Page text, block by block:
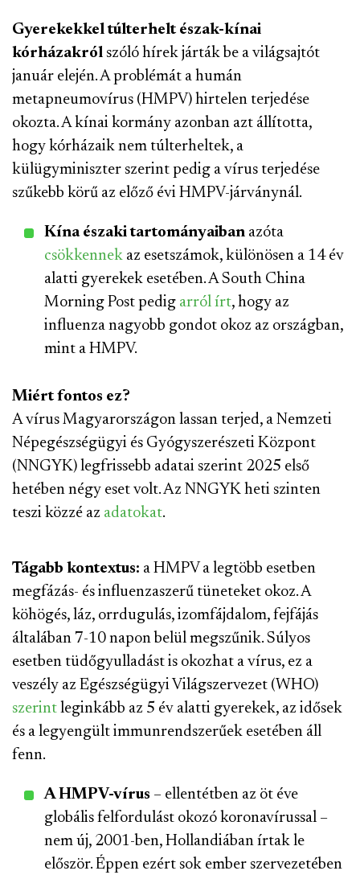
Gyerekekkel túlterhelt észak-kínai
kórházakról szóló hírek járták be a világsajtót
január elején. A problémát a humán
metapneumovírus (HMPV) hirtelen terjedése
okozta. A kínai kormány azonban azt állította,
hogy kórházaik nem túlterheltek, a
külügyminiszter szerint pedig a vírus terjedése
szűkebb körű az előző évi HMPV-járványnál.
Kína északi tartományaiban azóta
csökkennek az esetszámok, különösen a 14 év
alatti gyerekek esetében. A South China
Morning Post pedig arról írt, hogy az
influenza nagyobb gondot okoz az országban,
mint a HMPV.
Miért fontos ez?
A vírus Magyarországon lassan terjed, a Nemzeti
Népegészségügyi és Gyógyszerészeti Központ
(NNGYK) legfrissebb adatai szerint 2025 első
hetében négy eset volt. Az NNGYK heti szinten
teszi közzé az adatokat.
Tágabb kontextus: a HMPV a legtöbb esetben
megfázás- és influenzaszerű tüneteket okoz. A
köhögés, láz, orrdugulás, izomfájdalom, fejfájás
általában 7-10 napon belül megszűnik. Súlyos
esetben tüdőgyulladást is okozhat a vírus, ez a
veszély az Egészségügyi Világszervezet (WHO)
szerint leginkább az 5 év alatti gyerekek, az idősek
és a legyengült immunrendszerűek esetében áll
fenn.
A HMPV-vírus – ellentétben az öt éve
globális felfordulást okozó koronavírussal –
nem új, 2001-ben, Hollandiában írtak le
először. Éppen ezért sok ember szervezetében